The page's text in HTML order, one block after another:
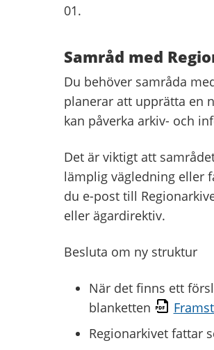
01.
Samråd med
Du behöver samråda
planerar att upprätta en
kan påverka arkiv- och
Det är viktigt att
lämplig vägledning eller
du e-post till
eller ägardirektiv.
Besluta om ny struktur
När det finns ett
blanketten
Regionarkivet fattar